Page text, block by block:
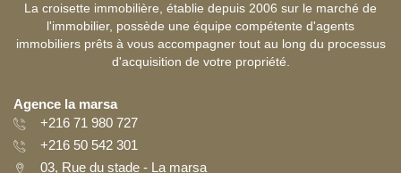
La croisette immobilière, établie depuis 2006 sur le marché de
l'immobilier, possède une équipe compétente d'agents
immobiliers prêts à vous accompagner tout au long du processus
d'acquisition de votre propriété.
Agence la marsa
+216 71 980 727
+216 50 542 301
03, Rue du stade - La marsa